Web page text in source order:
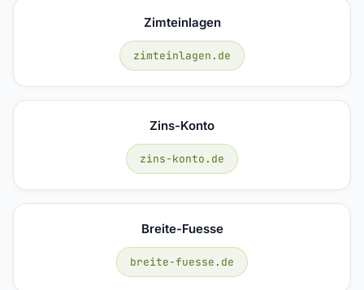
Zimteinlagen
zimteinlagen.de
Zins-Konto
zins-konto.de
Breite-Fuesse
breite-fuesse.de